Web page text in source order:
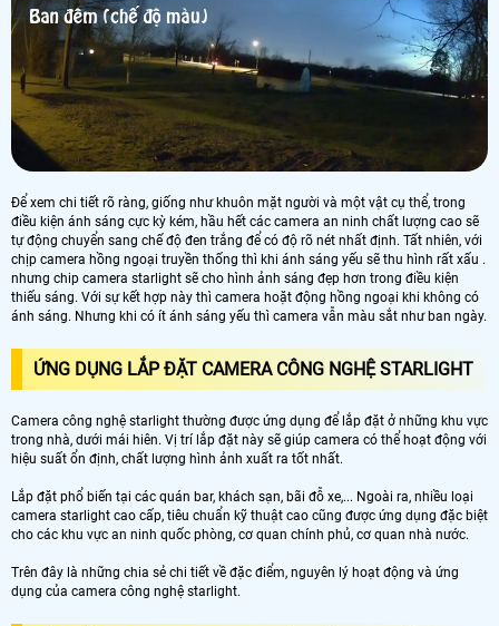
Để xem chi tiết rõ ràng, giống như khuôn mặt người và một vật cụ thể, trong
điều kiện ánh sáng cực kỳ kém, hầu hết các camera an ninh chất lượng cao sẽ
tự động chuyển sang chế độ đen trắng để có độ rõ nét nhất định. Tất nhiên, với
chịp camera hồng ngoại truyền thống thì khi ánh sáng yếu sẽ thu hình rất xấu .
nhưng chip camera starlight sẽ cho hình ảnh sáng đẹp hơn trong điều kiện
thiếu sáng. Với sự kết hợp này thì camera hoặt động hồng ngoại khi không có
ánh sáng. Nhưng khi có ít ánh sáng yếu thì camera vẫn màu sắt như ban ngày.
ỨNG DỤNG LẮP ĐẶT CAMERA CÔNG NGHỆ STARLIGHT
Camera công nghệ starlight thường được ứng dụng để lắp đặt ở những khu vực
trong nhà, dưới mái hiên. Vị trí lắp đặt này sẽ giúp camera có thể hoạt động với
hiệu suất ổn định, chất lượng hình ảnh xuất ra tốt nhất.
Lắp đặt phổ biến tại các quán bar, khách sạn, bãi đỗ xe,... Ngoài ra, nhiều loại
camera starlight cao cấp, tiêu chuẩn kỹ thuật cao cũng được ứng dụng đặc biệt
cho các khu vực an ninh quốc phòng, cơ quan chính phủ, cơ quan nhà nước.
Trên đây là những chia sẻ chi tiết về đặc điểm, nguyên lý hoạt động và ứng
dụng của camera công nghệ starlight.